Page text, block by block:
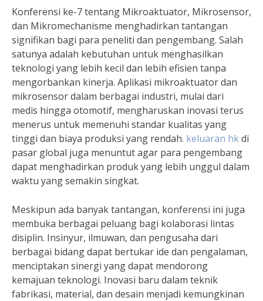
Konferensi ke-7 tentang Mikroaktuator, Mikrosensor,
dan Mikromechanisme menghadirkan tantangan
signifikan bagi para peneliti dan pengembang. Salah
satunya adalah kebutuhan untuk menghasilkan
teknologi yang lebih kecil dan lebih efisien tanpa
mengorbankan kinerja. Aplikasi mikroaktuator dan
mikrosensor dalam berbagai industri, mulai dari
medis hingga otomotif, mengharuskan inovasi terus
menerus untuk memenuhi standar kualitas yang
tinggi dan biaya produksi yang rendah. keluaran hkdi
pasar global juga menuntut agar para pengembang
dapat menghadirkan produk yang lebih unggul dalam
waktu yang semakin singkat.
Meskipun ada banyak tantangan, konferensi ini juga
membuka berbagai peluang bagi kolaborasi lintas
disiplin. Insinyur, ilmuwan, dan pengusaha dari
berbagai bidang dapat bertukar ide dan pengalaman,
menciptakan sinergi yang dapat mendorong
kemajuan teknologi. Inovasi baru dalam teknik
fabrikasi, material, dan desain menjadi kemungkinan